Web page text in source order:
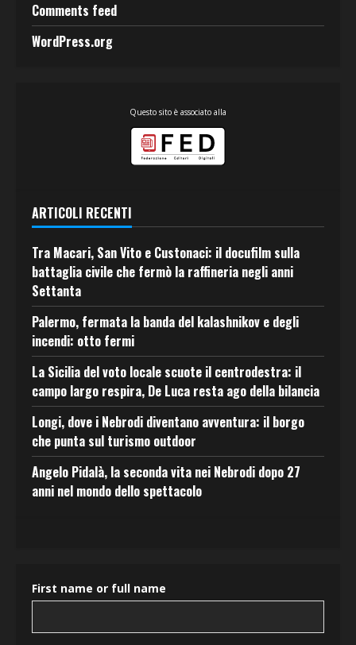
Comments feed
WordPress.org
Questo sito è associato alla
ARTICOLI RECENTI
Tra Macari, San Vito e Custonaci: il docufilm sulla
battaglia civile che fermò la raffineria negli anni
Settanta
Palermo, fermata la banda del kalashnikov e degli
incendi: otto fermi
La Sicilia del voto locale scuote il centrodestra: il
campo largo respira, De Luca resta ago della bilancia
Longi, dove i Nebrodi diventano avventura: il borgo
che punta sul turismo outdoor
Angelo Pidalà, la seconda vita nei Nebrodi dopo 27
anni nel mondo dello spettacolo
First name or full name